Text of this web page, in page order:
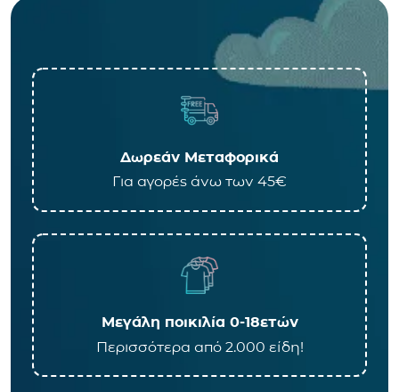
Δωρεάν Μεταφορικά
Για αγορές άνω των 45€
Μεγάλη ποικιλία 0-18ετών
Περισσότερα από 2.000 είδη!